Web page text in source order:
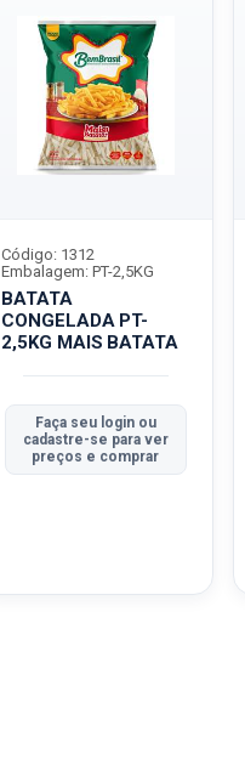
BATATA
CONGELADA PT-
2,5KG MAIS BATATA
Código: 1312
Embalagem: PT-2,5KG
Faça seu login ou
cadastre-se para ver
preços e comprar